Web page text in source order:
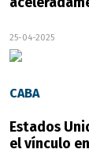
25-04-2025
CABA
Estados
el vínculo